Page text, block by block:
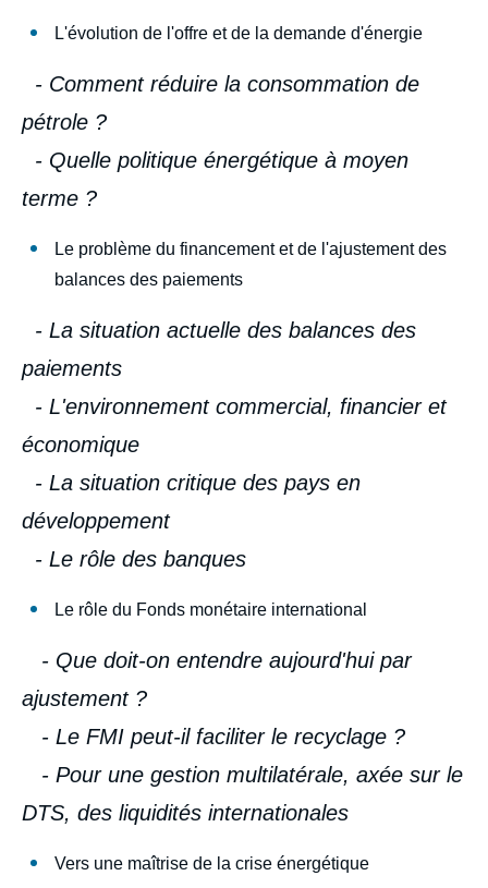
L'évolution de l'offre et de la demande d'énergie
- Comment réduire la consommation de
pétrole ?
- Quelle politique énergétique à moyen
terme ?
Le problème du financement et de l'ajustement des
balances des paiements
- La situation actuelle des balances des
paiements
- L'environnement commercial, financier et
économique
- La situation critique des pays en
développement
- Le rôle des banques
Le rôle du Fonds monétaire international
- Que doit-on entendre aujourd'hui par
ajustement ?
- Le FMI peut-il faciliter le recyclage ?
- Pour une gestion multilatérale, axée sur le
DTS, des liquidités internationales
Vers une maîtrise de la crise énergétique
de
l'économie mondiale », Politique étrangère,
Copier